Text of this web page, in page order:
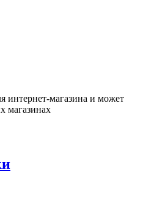
интернет-магазина и может
магазинах